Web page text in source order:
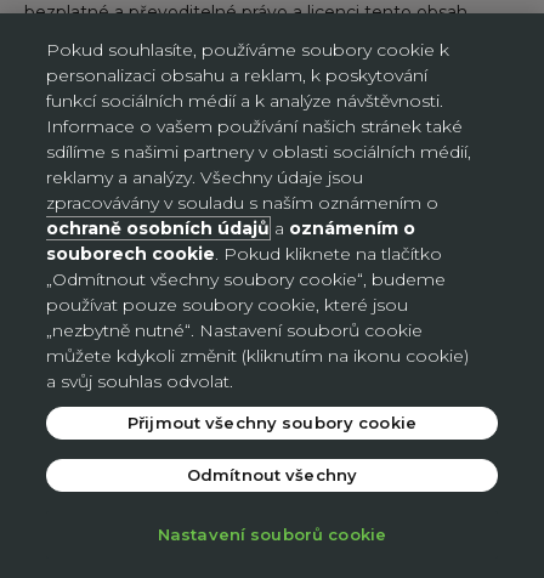
bezplatné a převoditelné právo a licenci tento obsah
používat, kopírovat, upravovat, zcela odstranit,
přizpůsobovat, publikovat, překládat, vytvářet z něj
odvozená díla a/nebo jej prodávat a/nebo distribuovat
a/nebo jej začlenit do jakékoli formy, média či technologie
na celém světě bez jakékoli náhrady.
Veškerý obsah, který odešlete, může být použit dle
výhradního uvážení společnosti AVON. AVON si vyhrazuje
právo změnit, zkrátit, nezveřejnit, odstranit nebo smazat
jakýkoli obsah v rámci služby CRR, který podle jejího
výhradního uvážení porušuje zásady obsahu nebo jakékoli
jiné ustanovení těchto Podmínek. AVON nezaručuje, že
budete mít možnost prostřednictvím AVON upravit nebo
smazat jakýkoli vámi odeslaný obsah. Hodnocení a
písemné komentáře jsou obvykle zveřejněny do dvou až
čtyř pracovních dnů. AVON si však vyhrazuje právo
odstranit nebo odmítnout zveřejnit jakýkoli příspěvek v
rozsahu povoleném zákonem. Berete na vědomí, že za
AVON. Žádný z vámi odeslaných obsahů v rámci služby
Pokud souhlasíte, používáme soubory cookie k
personalizaci obsahu a reklam, k poskytování
funkcí sociálních médií a k analýze návštěvnosti.
Informace o vašem používání našich stránek také
sdílíme s našimi partnery v oblasti sociálních médií,
reklamy a analýzy. Všechny údaje jsou
zpracovávány v souladu s naším oznámením o
ochraně osobních údajů a oznámením o
souborech cookie. Pokud kliknete na tlačítko
„Odmítnout všechny soubory cookie“, budeme
používat pouze soubory cookie, které jsou
„nezbytně nutné“. Nastavení souborů cookie
můžete kdykoli změnit (kliknutím na ikonu cookie)
a svůj souhlas odvolat.
Nastavení souborů cookie
Odmítnout všechny
Přijmout všechny soubory cookie